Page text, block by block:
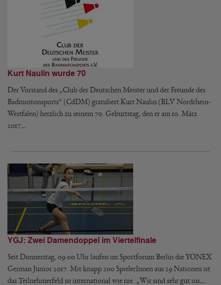
Kurt Naulin wurde 70
Der Vorstand des „Club der Deutschen Meister und der Freunde des
Badmintonsports“ (CdDM) gratuliert Kurt Naulin (BLV Nordrhein-
Westfalen) herzlich zu seinem 70. Geburtstag, den er am 10. März
2017…
YGJ: Zwei Damendoppel im Viertelfinale
Seit Donnerstag, 09:00 Uhr laufen im Sportforum Berlin die YONEX
German Junior 2017. Mit knapp 200 SpielerInnen aus 29 Nationen ist
das Teilnehmerfeld so international wie nie. „Wir sind sehr gut ins…